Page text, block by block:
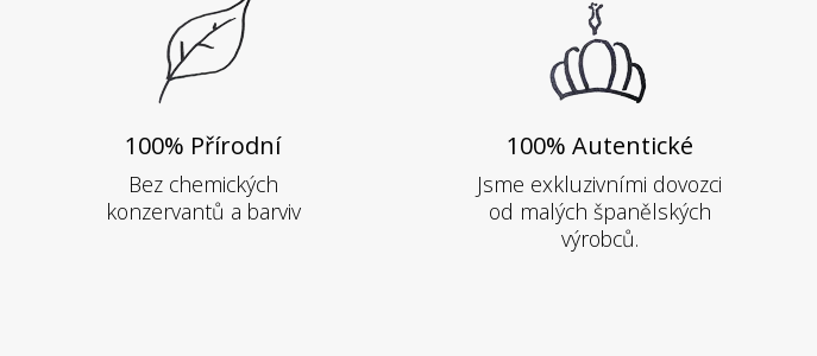
100% Přírodní
Bez chemických
konzervantů a barviv
100% Autentické
Jsme exkluzivními dovozci
od malých španělských
výrobců.